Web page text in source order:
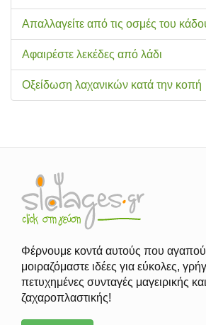
Απαλλαγείτε από τις οσμές του
Αφαιρέστε λεκέδες από λάδι
Οξείδωση λαχανικών κατά την κοπή
Φέρνουμε κοντά αυτούς που
μοιραζόμαστε ιδέες για εύκολες,
πετυχημένες συνταγές μαγειρικής και
ζαχαροπλαστικής!